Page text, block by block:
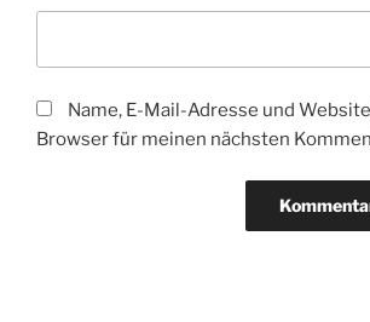
Name, E-Mail-Adresse und
Browser für meinen nächsten